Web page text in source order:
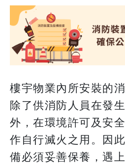
樓宇物業內所安裝的
除了供消防人員在發
外，在環境許可及安
作自行滅火之用。因
備必須妥善保養，遇